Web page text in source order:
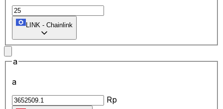
LINK - Chainlink
a
a
Rp